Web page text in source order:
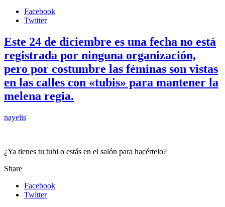
Facebook
Twitter
Este 24 de diciembre es una fecha no está
registrada por ninguna organización,
pero por costumbre las féminas son vistas
en las calles con «tubis» para mantener la
melena regia.
nayelis
¿Ya tienes tu tubi o estás en el salón para hacértelo?
Share
Facebook
Twitter